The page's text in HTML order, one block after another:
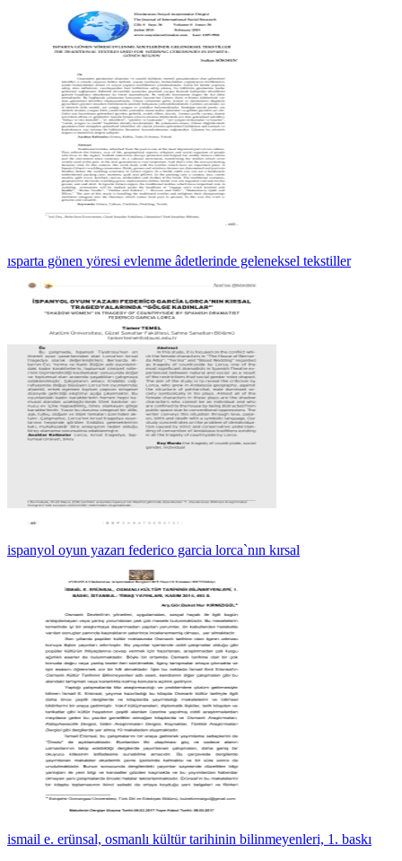
ısparta gönen yöresi evlenme âdetlerinde geleneksel tekstiller
ispanyol oyun yazarı federico garcia lorca`nın kırsal
ismail e. erünsal, osmanlı kültür tarihinin bilinmeyenleri, 1. baskı